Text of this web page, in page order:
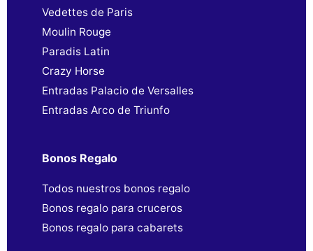
Vedettes de Paris
Moulin Rouge
Paradis Latin
Crazy Horse
Entradas Palacio de Versalles
Entradas Arco de Triunfo
Bonos Regalo
Todos nuestros bonos regalo
Bonos regalo para cruceros
Bonos regalo para cabarets